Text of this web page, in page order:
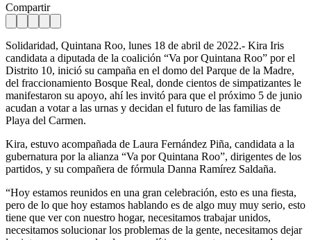
Compartir
Solidaridad, Quintana Roo, lunes 18 de abril de 2022.- Kira Iris
candidata a diputada de la coalición “Va por Quintana Roo” por el
Distrito 10, inició su campaña en el domo del Parque de la Madre,
del fraccionamiento Bosque Real, donde cientos de simpatizantes le
manifestaron su apoyo, ahí les invitó para que el próximo 5 de junio
acudan a votar a las urnas y decidan el futuro de las familias de
Playa del Carmen.
Kira, estuvo acompañada de Laura Fernández Piña, candidata a la
gubernatura por la alianza “Va por Quintana Roo”, dirigentes de los
partidos, y su compañera de fórmula Danna Ramírez Saldaña.
“Hoy estamos reunidos en una gran celebración, esto es una fiesta,
pero de lo que hoy estamos hablando es de algo muy muy serio, esto
tiene que ver con nuestro hogar, necesitamos trabajar unidos,
necesitamos solucionar los problemas de la gente, necesitamos dejar